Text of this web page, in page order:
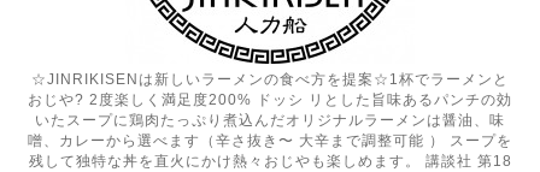
☆JINRIKISENは新しいラーメンの食べ方を提案☆1杯でラーメンと
おじや? 2度楽しく満足度200% ドッシ リとした旨味あるパンチの効
いたスープに鶏肉たっぷり煮込んだオリジナルラーメンは醤油、味
噌、カレーから選べます（辛さ抜き〜 大辛まで調整可能 ） スープを
残して独特な丼を直火にかけ熱々おじやも楽しめます。 講談社 第18